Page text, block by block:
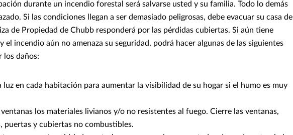
durante un incendio forestal será salvarse usted y su familia. Todo lo demás
Si las condiciones llegan a ser demasiado peligrosas, debe evacuar su casa de
de Propiedad de Chubb responderá por las pérdidas cubiertas. Si aún tiene
el incendio aún no amenaza su seguridad, podrá hacer algunas de las siguientes
los daños:
luz en cada habitación para aumentar la visibilidad de su hogar si el humo es muy
ventanas los materiales livianos y/o no resistentes al fuego. Cierre las ventanas,
puertas y cubiertas no combustibles.